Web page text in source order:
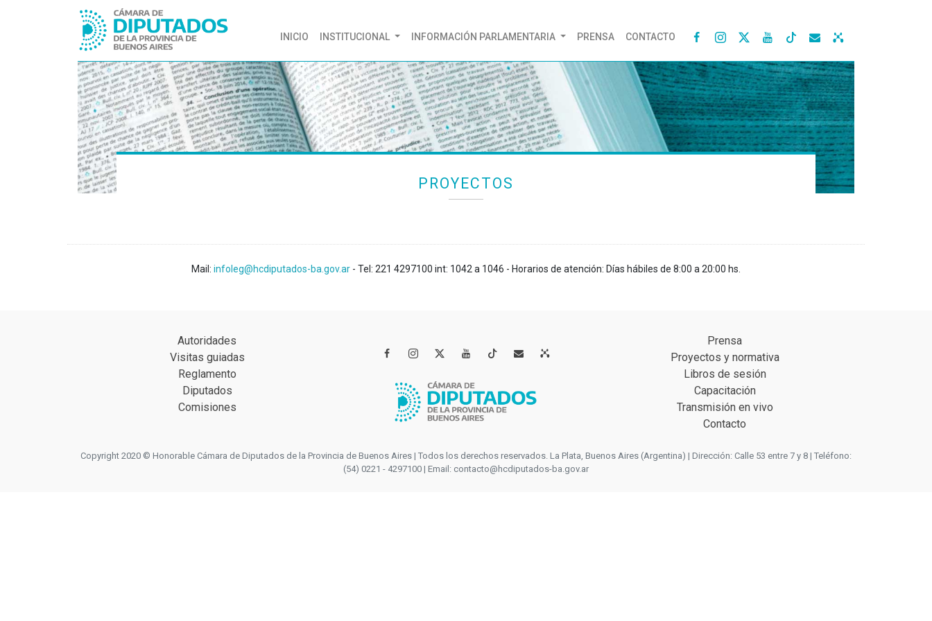
INICIO (CURRENT)
INSTITUCIONAL INFORMACIÓN PARLAMENTARIA PRENSA CONTACTO    
PROYECTOS
Mail: infoleg@hcdiputados-ba.gov.ar - Tel: 221 4297100 int: 1042 a 1046 - Horarios de atención: Días hábiles de 8:00 a 20:00 hs.
Autoridades
Visitas guiadas
Reglamento
Diputados
Comisiones
   
Prensa
Proyectos y normativa
Libros de sesión
Capacitación
Transmisión en vivo
Contacto
Copyright 2020 © Honorable Cámara de Diputados de la Provincia de Buenos Aires | Todos los derechos reservados. La Plata, Buenos Aires (Argentina) | Dirección: Calle 53 entre 7 y 8 | Teléfono:
(54) 0221 - 4297100 | Email: contacto@hcdiputados-ba.gov.ar